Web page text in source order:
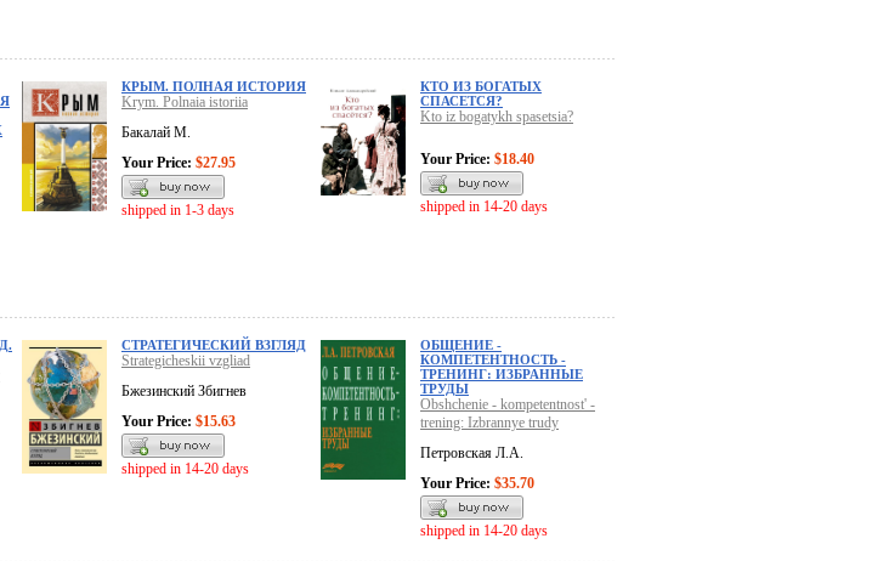
КРЫМ. ПОЛНАЯ ИСТОРИЯ
Krym. Polnaia istoriia
Бакалай М.
Your Price: $27.95
shipped in 1-3 days
КТО ИЗ БОГАТЫХ
СПАСЕТСЯ?
Kto iz bogatykh spasetsia?
Your Price: $18.40
shipped in 14-20 days
СТРАТЕГИЧЕСКИЙ ВЗГЛЯД
Strategicheskii vzgliad
Бжезинский Збигнев
Your Price: $15.63
shipped in 14-20 days
ОБЩЕНИЕ -
КОМПЕТЕНТНОСТЬ -
ТРЕНИНГ: ИЗБРАННЫЕ
ТРУДЫ
Obshchenie - kompetentnost' -
trening: Izbrannye trudy
Петровская Л.А.
Your Price: $35.70
shipped in 14-20 days